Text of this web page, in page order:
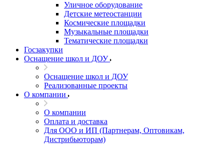
Уличное оборудование
Детские метеостанции
Космические площадки
Музыкальные площадки
Тематические площадки
Госзакупки
Оснащение школ и ДОУ
Оснащение школ и ДОУ
Реализованные проекты
О компании
О компании
Оплата и доставка
Для ООО и ИП (Партнерам, Оптовикам,
Дистрибьюторам)